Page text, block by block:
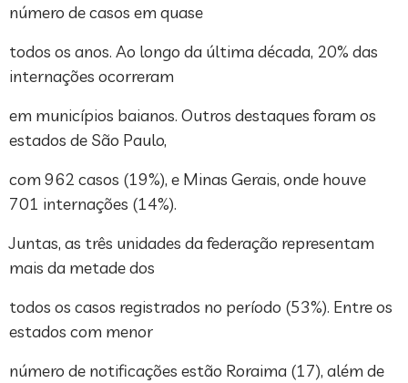
número de casos em quase
todos os anos. Ao longo da última década, 20% das
internações ocorreram
em municípios baianos. Outros destaques foram os
estados de São Paulo,
com 962 casos (19%), e Minas Gerais, onde houve
701 internações (14%).
Juntas, as três unidades da federação representam
mais da metade dos
todos os casos registrados no período (53%). Entre os
estados com menor
número de notificações estão Roraima (17), além de